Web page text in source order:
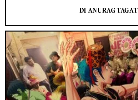
DI ANURAG TAGAT